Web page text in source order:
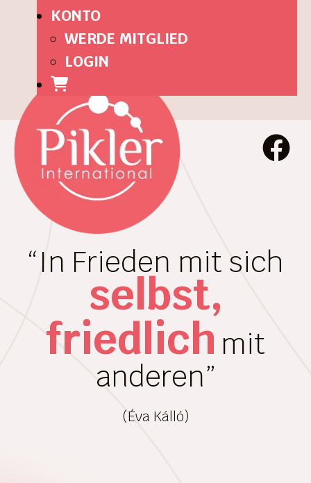
KONTO
WERDE MITGLIED
LOGIN
“In Frieden mit sich
selbst,
friedlich mit
anderen”
(Éva Kálló)